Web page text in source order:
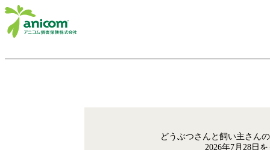
どうぶつさんと飼い主さん
2026年7月28日